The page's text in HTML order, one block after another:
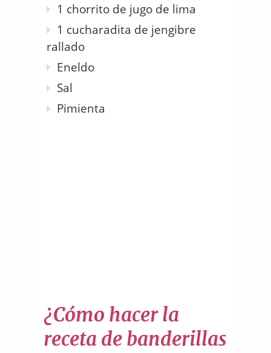
1 chorrito de jugo de lima
1 cucharadita de jengibre
rallado
Eneldo
Sal
Pimienta
¿Cómo hacer la
receta de banderillas